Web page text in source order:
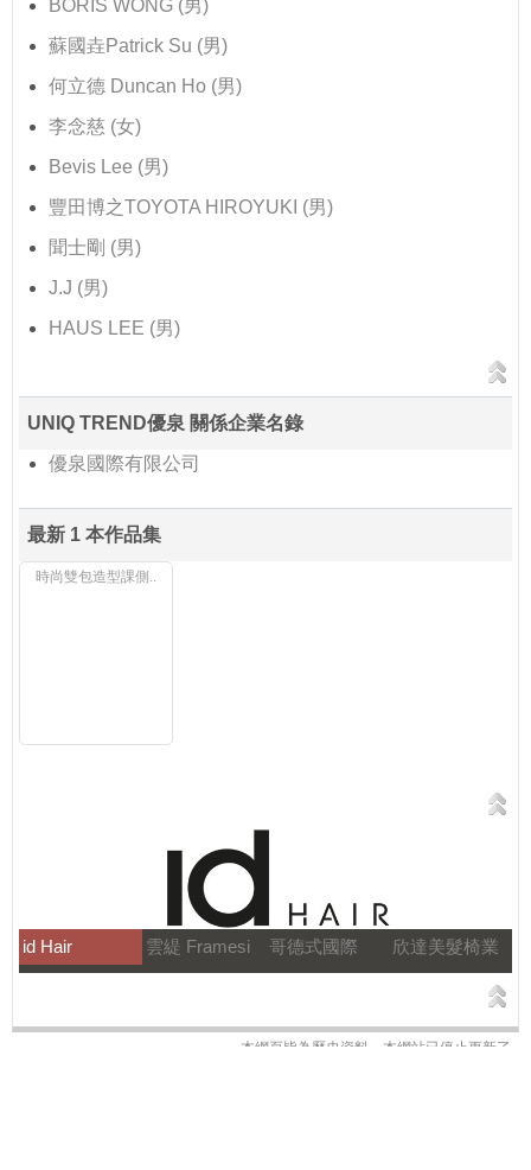
BORIS WONG (男)
蘇國垚Patrick Su (男)
何立德 Duncan Ho (男)
李念慈 (女)
Bevis Lee (男)
豐田博之TOYOTA HIROYUKI (男)
聞士剛 (男)
J.J (男)
HAUS LEE (男)
UNIQ TREND優泉 關係企業名錄
優泉國際有限公司
最新 1 本作品集
時尚雙包造型課側..
id Hair 雲緹 Framesi 哥德式國際 欣達美髮椅業
本網頁皆為歷史資料，本網站已停止更新了。